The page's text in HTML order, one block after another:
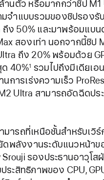
นตัว หรือมากกว่าชิป M1
จำแบบรวมของชิปรองรั
ถึง 50% และมาพร้อมแบ
สองเท่า นอกจากนี้ชิป
ถึง 20% พร้อมด้วย
ด 40%1 รวมไปถึงมีเดียเอ
ารเร่งความเร็ว
Ultra สามารถอัดฉีดปร
ารถที่เหนือชั้นสำหรับเวิ
ดพลังงานระดับแนวหน้าข
รองประธานอาวุโส
ะสิทธิภาพของ CPU,